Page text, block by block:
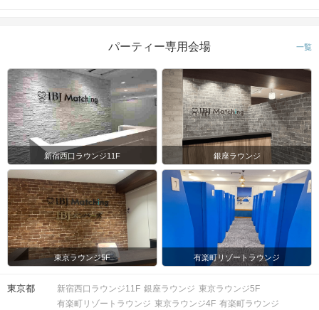
パーティー専用会場 一覧
新宿西口ラウンジ11F 銀座ラウンジ
東京ラウンジ5F 有楽町リゾートラウンジ
東京都 新宿西口ラウンジ11F 銀座ラウンジ 東京ラウンジ5F
有楽町リゾートラウンジ 東京ラウンジ4F 有楽町ラウンジ